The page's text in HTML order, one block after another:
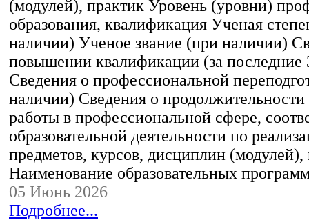
(модулей), практик Уровень (уровни)
образования, квалификация Ученая
наличии) Ученое звание (при наличии)
повышении квалификации (за последние
Сведения о профессиональной
наличии) Сведения о
работы в профессиональной сфере,
образовательной деятельности по
предметов, курсов, дисциплин (модулей),
Наименование образовательных
05 Июнь 2026
Подробнее...